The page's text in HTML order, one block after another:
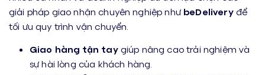
giải pháp giao nhận chuyên nghiệp như beDeliveryđể
tối ưu quy trình vận chuyển.
Giao hàng tận taygiúp nâng cao trải nghiệm và
sự hài lòng của khách hàng.